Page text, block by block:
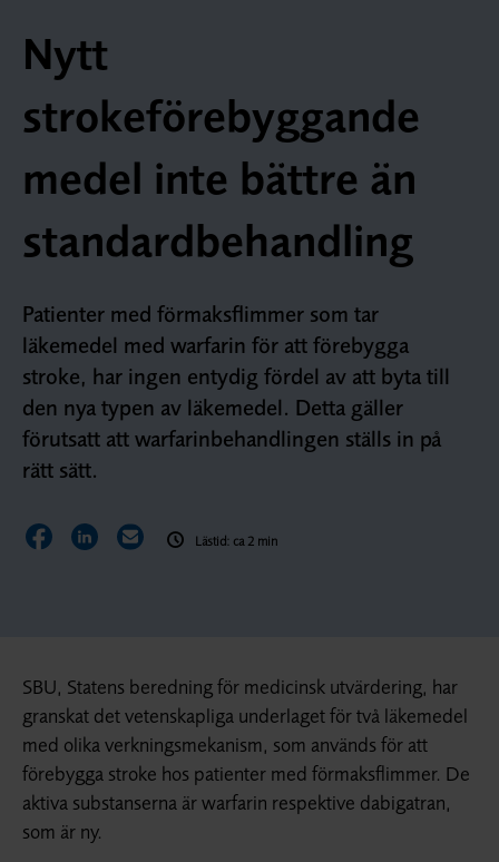
Nytt
strokeförebyggande
medel inte bättre än
standardbehandling
Patienter med förmaksflimmer som tar
läkemedel med warfarin för att förebygga
stroke, har ingen entydig fördel av att byta till
den nya typen av läkemedel. Detta gäller
förutsatt att warfarinbehandlingen ställs in på
rätt sätt.
Dela sidan på Facebook
Dela sidan på LinkedIn
Dela sidan via E-post
Lästid: ca 2 min
SBU, Statens beredning för medicinsk utvärdering, har
granskat det vetenskapliga underlaget för två läkemedel
med olika verkningsmekanism, som används för att
förebygga stroke hos patienter med förmaksflimmer. De
aktiva substanserna är warfarin respektive dabigatran,
som är ny.